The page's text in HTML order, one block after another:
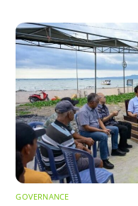
GOVERNANCE